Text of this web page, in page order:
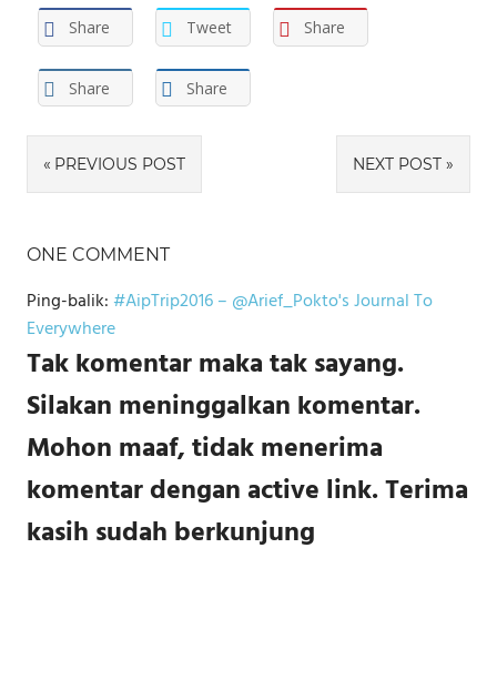
Share Tweet Share
Share Share
Navigasi
pos
PREVIOUS POST NEXT POST
ONE COMMENT
Ping-balik:#AipTrip2016 – @Arief_Pokto's Journal To
Everywhere
Tak komentar maka tak sayang.
Silakan meninggalkan komentar.
Mohon maaf, tidak menerima
komentar dengan active link. Terima
kasih sudah berkunjung